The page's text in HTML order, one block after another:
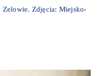
Zdjęcia: Miejsko-